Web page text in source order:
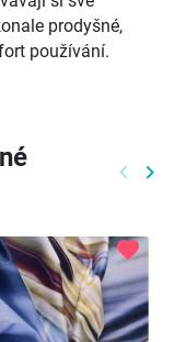
prodyšné,
používání.
keyboard_arrow_left keyboard_arrow_right
favorite